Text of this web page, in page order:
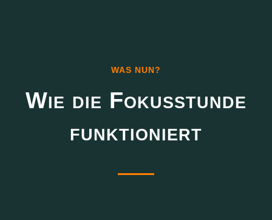
WAS NUN?
Wie die Fokusstunde
funktioniert